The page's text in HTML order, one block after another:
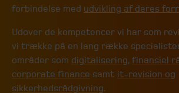
forbindelse med udvikling af deres
Udover de kompetencer vi har som
vi trække på en lang række
områder som digitalisering, finansiel
corporate finance samt it-revision og
sikkerhedsrådgivning.